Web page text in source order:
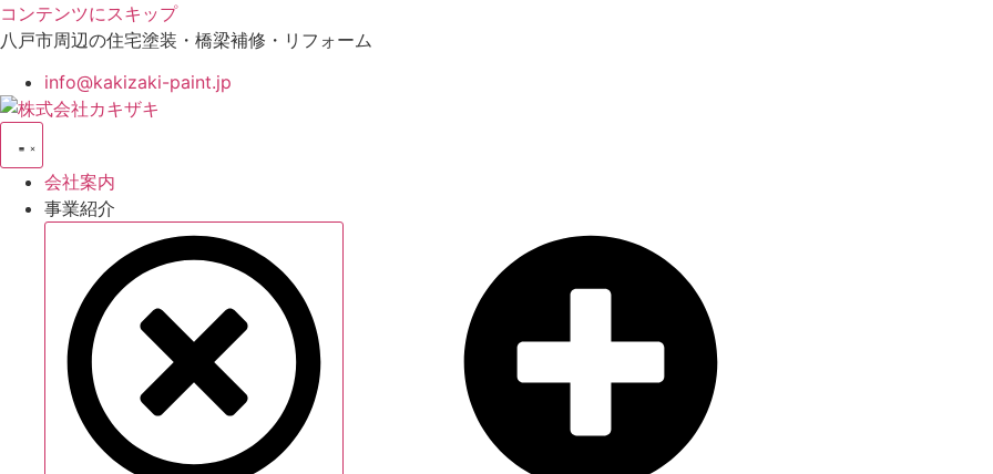
コンテンツにスキップ
八戸市周辺の住宅塗装・橋梁補修・リフォーム
info@kakizaki-paint.jp
会社案内
事業紹介